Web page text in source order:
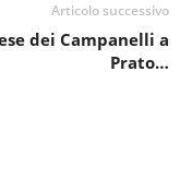
Articolo successivo
dei Campanelli a
Prato…